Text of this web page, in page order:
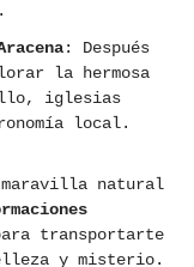
: Después
la hermosa
iglesias
local.
natural
transportarte
y misterio.